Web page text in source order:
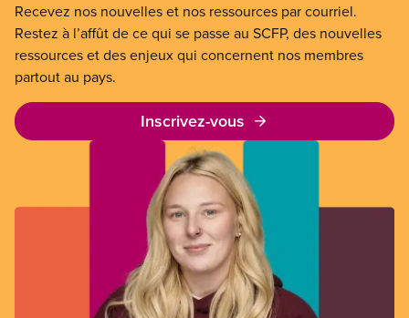
Recevez nos nouvelles et nos ressources par courriel.
Restez à l’affût de ce qui se passe au SCFP, des nouvelles
ressources et des enjeux qui concernent nos membres
partout au pays.
Inscrivez-vous